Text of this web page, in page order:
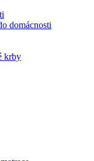
domácnosti
krby